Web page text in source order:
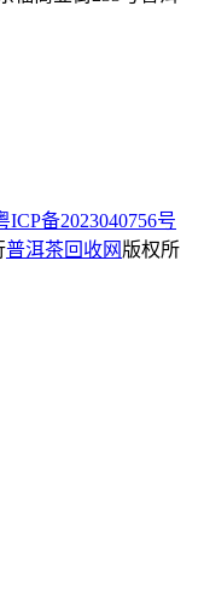
ICP备2023040756号
普洱茶回收网 版权所